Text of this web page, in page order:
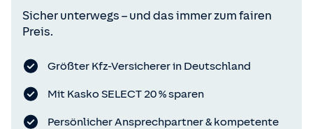
Sicher unterwegs – und das immer zum fairen
Preis.
Größter Kfz-Versicherer in Deutschland
Mit Kasko SELECT 20 % sparen
Persönlicher Ansprechpartner & kompetente